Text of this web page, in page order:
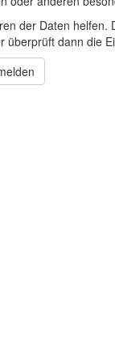
der Daten
überprüft dann die